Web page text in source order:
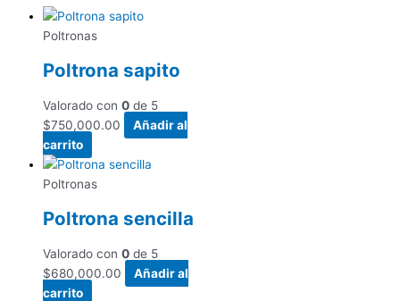
Poltronas
Poltrona sapito
Valorado con 0 de 5
$750,000.00
Añadir al
carrito
Poltronas
Poltrona sencilla
Valorado con 0 de 5
$680,000.00
Añadir al
carrito